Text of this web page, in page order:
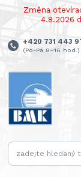
Změna
4.8.2026
+420 731 443
(Po-Pá 8–16 hod.)